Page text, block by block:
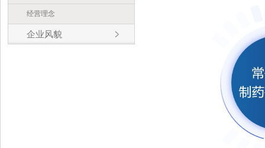
经营理念
企业风貌